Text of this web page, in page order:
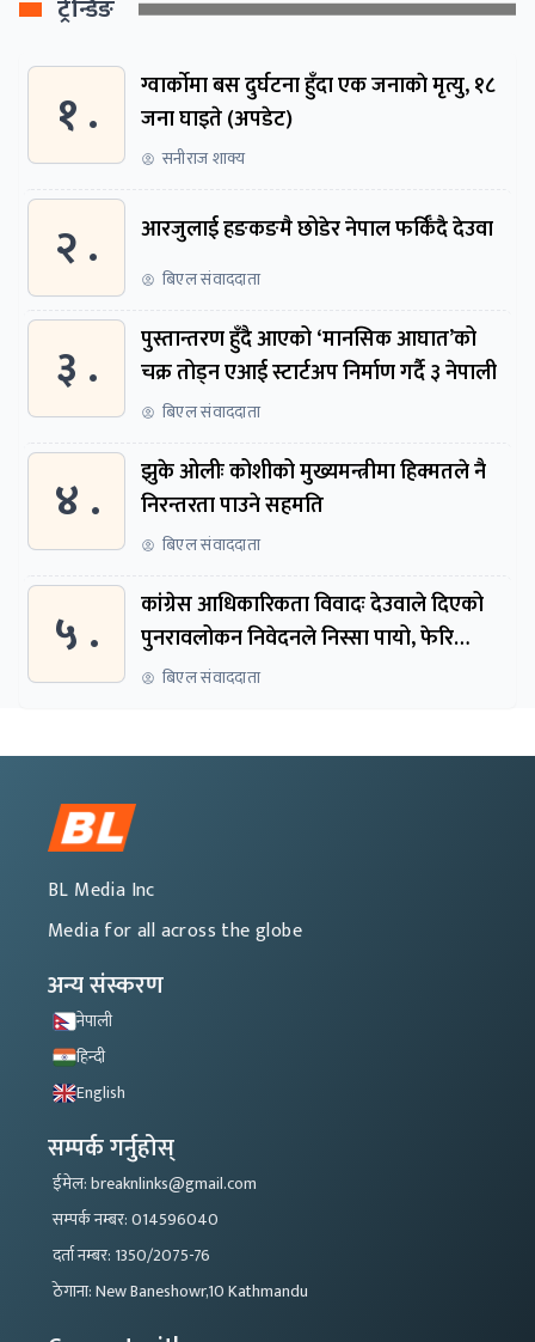
ट्रेन्डिङ
१ .
ग्वार्काेमा बस दुर्घटना हुँदा एक जनाकाे मृत्यु, १८
जना घाइते (अपडेट)
सनीराज शाक्य
२ . आरजुलाई हङकङमै छोडेर नेपाल फर्किँदै देउवा
बिएल संवाददाता
३ .
पुस्तान्तरण हुँदै आएको ‘मानसिक आघात’को
चक्र तोड्न एआई स्टार्टअप निर्माण गर्दै ३ नेपाली
बिएल संवाददाता
४ .
झुके ओलीः कोशीको मुख्यमन्त्रीमा हिक्मतले नै
निरन्तरता पाउने सहमति
बिएल संवाददाता
५ .
कांग्रेस आधिकारिकता विवादः देउवाले दिएको
पुनरावलोकन निवेदनले निस्सा पायो, फेरि
सुरुदेखि सुनुवाइ हुने
बिएल संवाददाता
BL Media Inc
Media for all across the globe
अन्य संस्करण
नेपाली
हिन्दी
English
सम्पर्क गर्नुहोस्
ईमेल: breaknlinks@gmail.com
सम्पर्क नम्बर: 014596040
दर्ता नम्बर: 1350/2075-76
ठेगाना: New Baneshowr,10 Kathmandu